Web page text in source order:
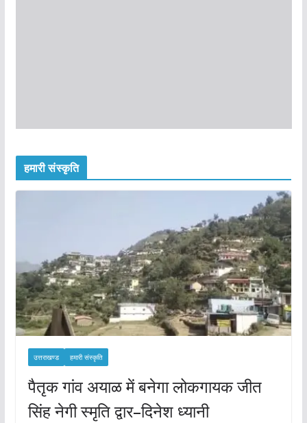
हमारी संस्कृति
उत्तराखण्ड हमारी संस्कृति
पैतृक गांव अयाळ में बनेगा लोकगायक जीत
सिंह नेगी स्मृति द्वार–दिनेश ध्यानी